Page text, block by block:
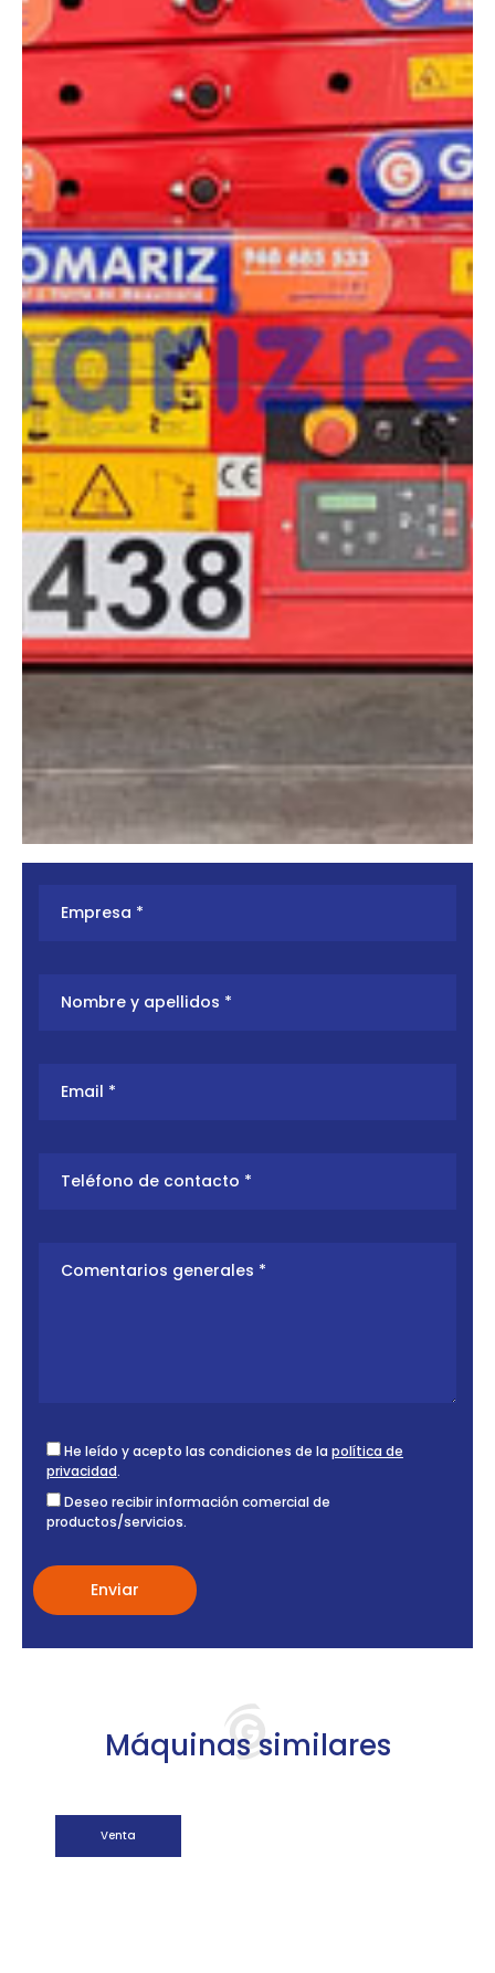
¿Tienes dudas a la hora de elegir la máquina que
necesitas?
Compara esta y otras máquinas desde el siguiente botón o ponte
en contacto con nosotros para un asesoramiento más personal.
Comparar
¿Te interesa
esta máquina?
Rellena este formulario y recibiremos tu solicitud
sobre esta máquina para ponernos en contacto
directo contigo.
LGMG S0607EII
He leído y acepto las condiciones de la política de
privacidad.
Deseo recibir información comercial de
productos/servicios.
Máquinas similares
Venta